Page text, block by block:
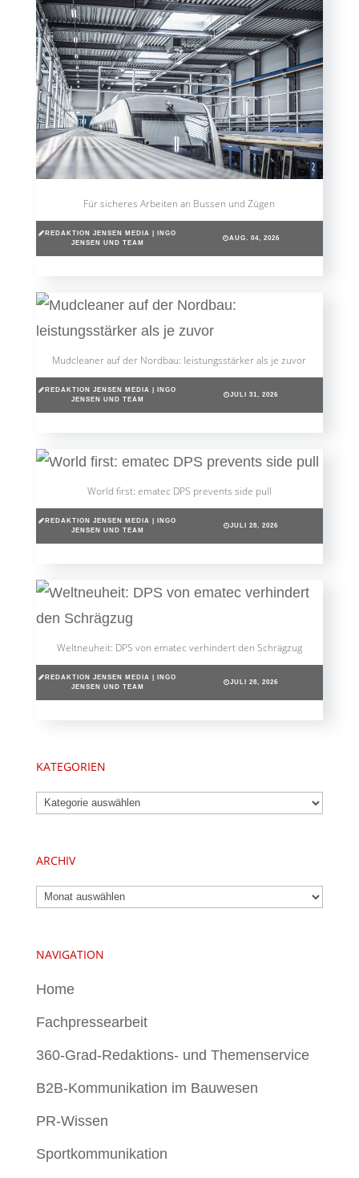
Für sicheres Arbeiten an Bussen und Zügen
REDAKTION JENSEN MEDIA | INGO
JENSEN UND TEAM
AUG. 04, 2026
Mudcleaner auf der Nordbau: leistungsstärker als je zuvor
REDAKTION JENSEN MEDIA | INGO
JENSEN UND TEAM
JULI 31, 2026
World first: ematec DPS prevents side pull
REDAKTION JENSEN MEDIA | INGO
JENSEN UND TEAM
JULI 28, 2026
Weltneuheit: DPS von ematec verhindert den Schrägzug
REDAKTION JENSEN MEDIA | INGO
JENSEN UND TEAM
JULI 28, 2026
KATEGORIEN
Kategorien
ARCHIV
Archiv
NAVIGATION
Home
Fachpressearbeit
360-Grad-Redaktions- und Themenservice
B2B-Kommunikation im Bauwesen
PR-Wissen
Sportkommunikation